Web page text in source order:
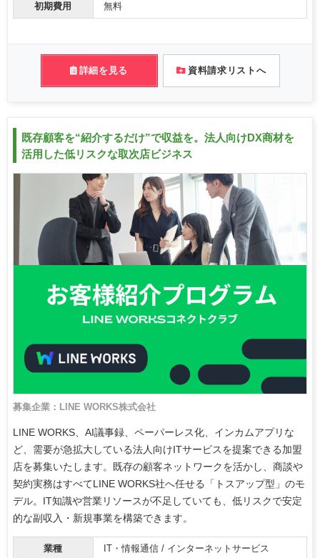
初期費用 無料
詳細を見る 資料請求リストへ
既存顧客を“紹介するだけ”で収益を。法人向けDX商材を
活用した低リスクな取次店ビジネス
募集企業：LINE WORKS株式会社
LINE WORKS、AI議事録、ペーパーレス化、インカムアプリな
ど、需要が急拡大している法人向けITサービスを提案できる加盟
店を募集いたします。既存の顧客ネットワークを活かし、商談や
契約実務はすべてLINE WORKS社へ任せる「トスアップ型」のモ
デル。IT知識や営業リソースが不足していても、低リスクで安定
的な副収入・新規事業を構築できます。
業種 IT・情報通信 / インターネットサービス